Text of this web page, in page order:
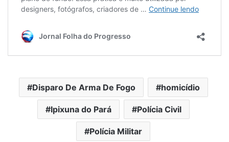
Disparo De Arma De Fogo homicídio
Ipixuna do Pará Polícia Civil
Polícia Militar